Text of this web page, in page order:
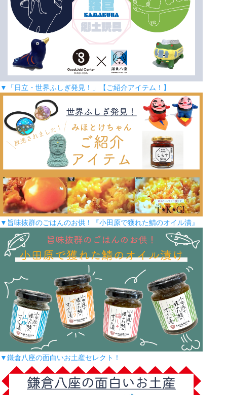
▼「日立・世界ふしぎ発見！」【ご紹介アイテム！】
▼旨味抜群のごはんのお供！『小田原で獲れた鯖のオイル漬』
▼鎌倉八座の面白いお土産セレクト！